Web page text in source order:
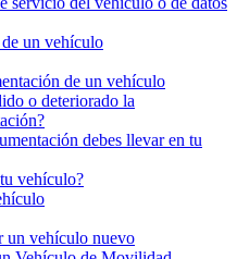
un vehículo
de un vehículo
o deteriorado la
debes llevar en tu
vehículo?
un vehículo nuevo